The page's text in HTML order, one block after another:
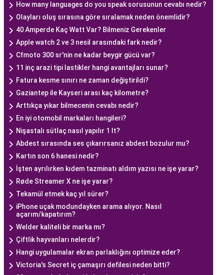
How many languages do you speak sorusunun cevabı nedir?
Olayları oluş sırasına göre sıralamak neden önemlidir?
40 Amperde Kaç Watt Var? Bilmeniz Gerekenler
Apple watch 2 ve 3 nesil arasındaki fark nedir?
Cfmoto 300 sr'nin ne kadar beygir gücü var?
11 inç arazi tipi lastikler hangi avantajları sunar?
Fatura kesme sınırı ne zaman değiştirildi?
Gaziantep ile Kayseri arası kaç kilometre?
Arttıkça yıkar bilmecenin cevabı nedir?
En iyi otomobil markaları hangileri?
Nişastalı sütlaç nasıl yapılır 1 lt?
Abdest sırasında ses çıkarırsanız abdest bozulur mu?
Kartın son 6 hanesi nedir?
İşten ayrılırken kıdem tazminatı aldım yazısı ne işe yarar?
Røde Streamer X ne işe yarar?
Tekamül etmek kaç yıl sürer?
iPhone uçak modundayken arama alıyor. Nasıl
açarım/kapatırım?
Welder kaliteli bir marka mı?
Çiftlik hayvanları nelerdir?
Hangi uygulamalar ekran parlaklığını optimize eder?
Victoria's Secret iç çamaşırı defilesi neden bitti?